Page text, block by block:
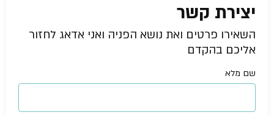
יצירת קשר
השאירו פרטים ואת נושא הפניה ואני אדאג לחזור
אליכם בהקדם
שם מלא